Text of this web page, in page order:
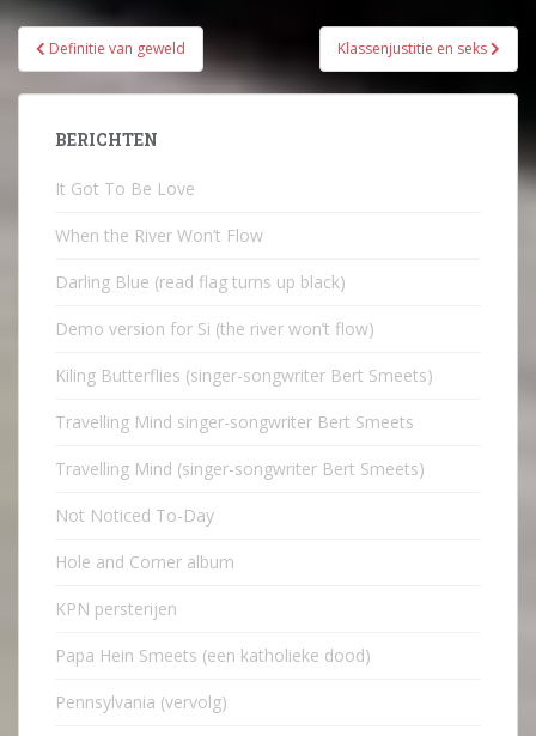
Bericht
navigatie
Definitie van geweld Klassenjustitie en seks
BERICHTEN
It Got To Be Love
When the River Won’t Flow
Darling Blue (read flag turns up black)
Demo version for Si (the river won’t flow)
Kiling Butterflies (singer-songwriter Bert Smeets)
Travelling Mind singer-songwriter Bert Smeets
Travelling Mind (singer-songwriter Bert Smeets)
Not Noticed To-Day
Hole and Corner album
KPN persterijen
Papa Hein Smeets (een katholieke dood)
Pennsylvania (vervolg)